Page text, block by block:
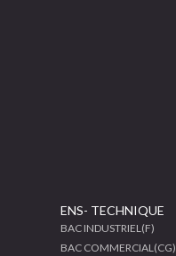
ENS- TECHNIQUE
BAC INDUSTRIEL(F)
BAC COMMERCIAL(CG)